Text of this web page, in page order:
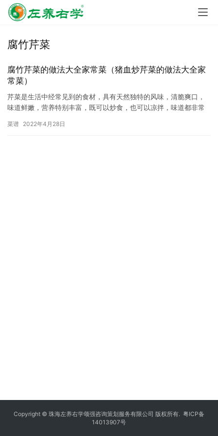
腐竹芹菜
腐竹芹菜的做法大全家常菜（猪血炒芹菜的做法大全家
常菜）
芹菜是生活中经常见到的食材，具有天然独特的风味，清脆爽口，
味道鲜嫩，营养特别丰富，既可以炒食，也可以凉拌，味道都非常
胃，今…
菜谱 2022年4月28日
Copyright © 珠海左养右学颂强咨询策划服务有限公司 版权所有. 粤ICP备
14013907号